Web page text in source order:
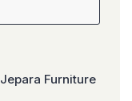
Furniture